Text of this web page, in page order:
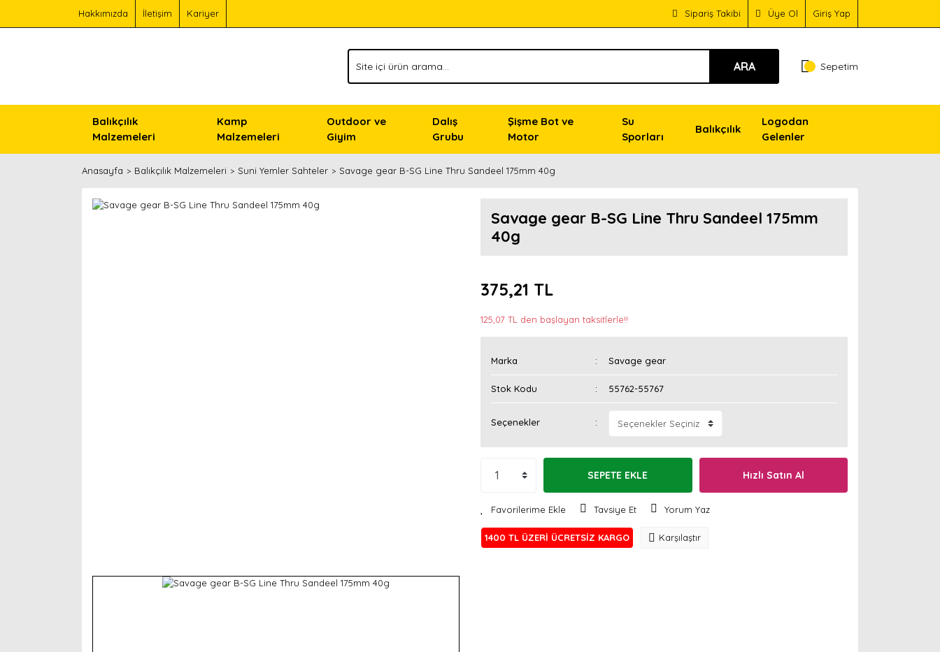
Hakkımızda İletişim Kariyer Sipariş Takibi Üye Ol Giriş Yap
ARA Sepetim
Balıkçılık
Malzemeleri
Kamp
Malzemeleri
Outdoor ve
Giyim
Dalış
Grubu
Şişme Bot ve
Motor
Su
Sporları
Balıkçılık
Logodan
Gelenler
Anasayfa Balıkçılık Malzemeleri Suni Yemler Sahteler Savage gear B-SG Line Thru Sandeel 175mm 40g
Savage gear B-SG Line Thru Sandeel 175mm
40g
375,21 TL
125,07 TL den başlayan taksitlerle!!
Marka Savage gear
Stok Kodu 55762-55767
Seçenekler
SEPETE EKLE Hızlı Satın Al
Tavsiye Et Yorum Yaz
1400 TL ÜZERİ ÜCRETSİZ KARGO Karşılaştır